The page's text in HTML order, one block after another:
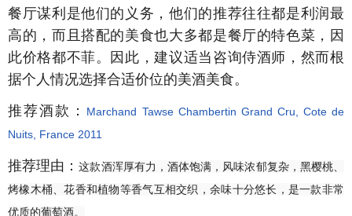
餐厅谋利是他们的义务，他们的推荐往往都是利润最
高的，而且搭配的美食也大多都是餐厅的特色菜，因
此价格都不菲。因此，建议适当咨询侍酒师，然而根
据个人情况选择合适价位的美酒美食。
推荐酒款：
Marchand Tawse Chambertin Grand Cru, Cote de
Nuits, France 2011
推荐理由：这款酒浑厚有力，酒体饱满，风味浓郁复杂，黑樱桃、
烤橡木桶、花香和植物等香气互相交织，余味十分悠长，是一款非常
优质的葡萄酒。